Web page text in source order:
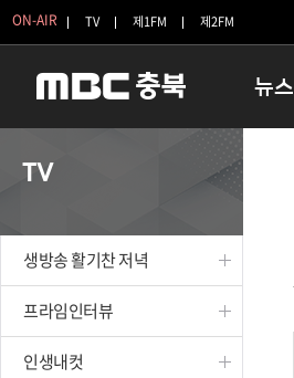
ON-AIR TV 제1FM 제2FM
뉴스
보은
TV
생방송 활기찬 저녁
프라임인터뷰
인생내컷